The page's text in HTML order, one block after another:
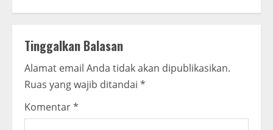
n
u
e
R
e
Tinggalkan Balasan
Alamat email Anda tidak akan dipublikasikan.
Ruas yang wajib ditandai *
Komentar*